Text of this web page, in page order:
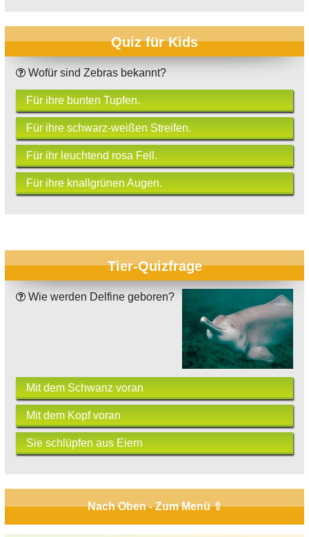
Quiz für Kids
Wofür sind Zebras bekannt?
Für ihre bunten Tupfen.
Für ihre schwarz-weißen Streifen.
Für ihr leuchtend rosa Fell.
Für ihre knallgrünen Augen.
Tier-Quizfrage
Wie werden Delfine geboren?
Mit dem Schwanz voran
Mit dem Kopf voran
Sie schlüpfen aus Eiern
Nach Oben - Zum Menü ⇧